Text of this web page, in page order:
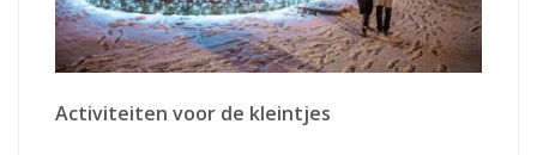
Activiteiten voor de kleintjes